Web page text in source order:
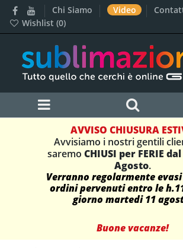
Chi Siamo Video
Wishlist (0)
AVVISO CHIUSURA
Avvisiamo i nostri gentili
saremo CHIUSI per FERIE
Agosto.
Verranno regolarmente
ordini pervenuti entro le
giorno martedi 11
Buone vacanze!